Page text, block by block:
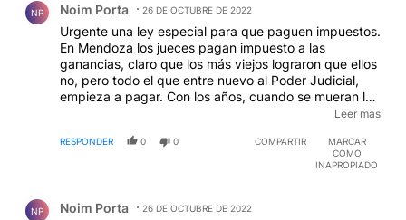
NP Noim Porta 26 DE OCTUBRE DE 2022
Urgente una ley especial para que paguen impuestos.
En Mendoza los jueces pagan impuesto a las
ganancias, claro que los más viejos lograron que ellos
no, pero todo el que entre nuevo al Poder Judicial,
empieza a pagar. Con los años, cuando se mueran los
vejetes monárquicos anticonstitucionalistas, todos los
republicana, representativa y federal.
Leer mas
RESPONDER 0 0 COMPARTIR
MARCAR
COMO
INAPROPIADO
NP Noim Porta 26 DE OCTUBRE DE 2022